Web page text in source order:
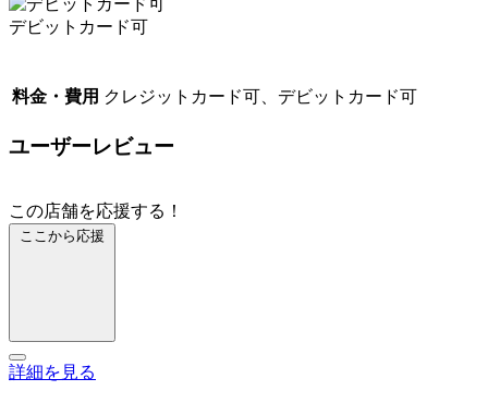
デビットカード可
料金・費用 クレジットカード可、デビットカード可
ユーザーレビュー
この店舗を応援する！
ここから応援
詳細を見る